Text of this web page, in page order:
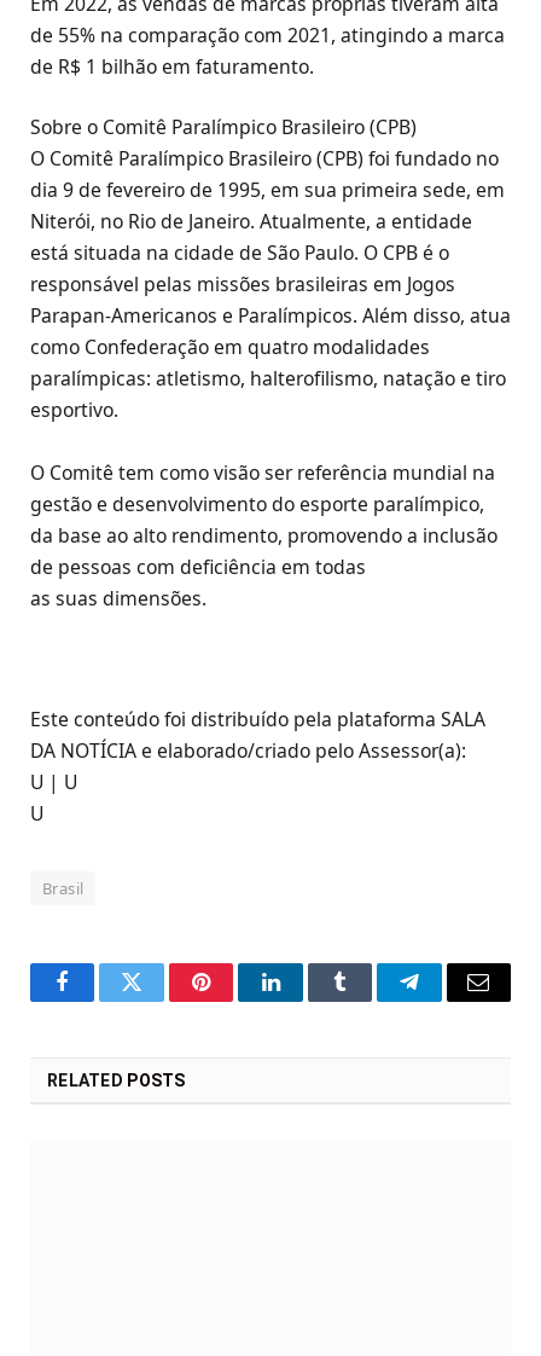
de 55% na comparação com 2021, atingindo a marca
de R$ 1 bilhão em faturamento.
Sobre o Comitê Paralímpico Brasileiro (CPB)
O Comitê Paralímpico Brasileiro (CPB) foi fundado no
dia 9 de fevereiro de 1995, em sua primeira sede, em
Niterói, no Rio de Janeiro. Atualmente, a entidade
está situada na cidade de São Paulo. O CPB é o
responsável pelas missões brasileiras em Jogos
Parapan-Americanos e Paralímpicos. Além disso, atua
como Confederação em quatro modalidades
paralímpicas: atletismo, halterofilismo, natação e tiro
esportivo.
O Comitê tem como visão ser referência mundial na
gestão e desenvolvimento do esporte paralímpico,
da base ao alto rendimento, promovendo a inclusão
de pessoas com deficiência em todas
as suas dimensões.
Este conteúdo foi distribuído pela plataforma SALA
DA NOTÍCIA e elaborado/criado pelo Assessor(a):
U | U
U
Brasil
FacebookTwitter PinterestLinkedInTumblr TelegramEmail
RELATED POSTS